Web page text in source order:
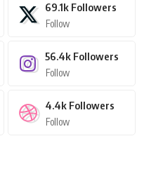
69.1k Followers
Follow
56.4k Followers
Follow
4.4k Followers
Follow